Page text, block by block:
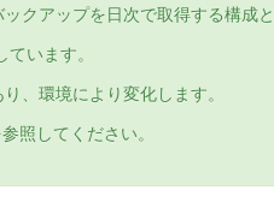
クアップを日次で取得する構成と
います。
、環境により変化します。
照してください。